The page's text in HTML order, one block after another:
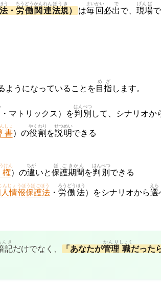
法
う
・ 労働
ろうどう
関連
かんれん
法規
ほうき
） は毎回
まいかい
必出
で
で、 現場
げんば
で
ようになっていることを 目指
めざ
します。
・マトリックス）を判別
はんべつ
して、シナリオか
書
しょ
）の役割
やくわり
を説明
せつめい
できる
けん
）の違
ちが
いと保護
ほご
期間
きかん
を判別
はんべつ
できる
情報保護法
んじょうほうほごほう
・ 労働
ろうどう
法
ほう
）をシナリオから選
えら
記
んき
だけでなく、 「あなたが管理
かんり
職
しょく
だった